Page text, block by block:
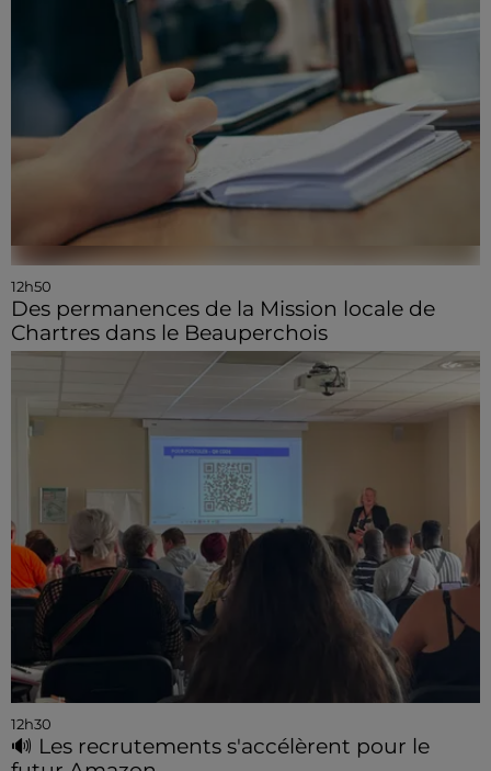
12h50
Des permanences de la Mission locale de
Chartres dans le Beauperchois
12h30
🔊 Les recrutements s'accélèrent pour le